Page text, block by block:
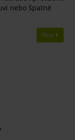
nebo špatné
Více